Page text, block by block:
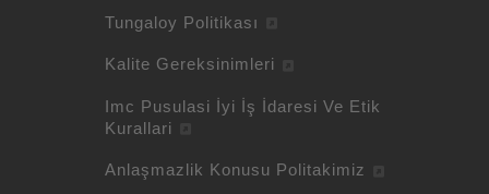
Tungaloy Politikası
Kalite Gereksinimleri
Imc Pusulasi İyi İş İdaresi Ve Etik
Kurallari
Anlaşmazlik Konusu Politakimiz